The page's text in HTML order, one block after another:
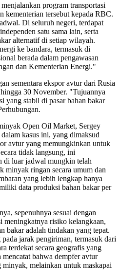
program transportasi
kementerian tersebut kepada RBC.
Di seluruh negeri, terdapat
satu sama lain, serta
alternatif di setiap wilayah.
ke bandara, termasuk di
berada dalam pengawasan
dan Kementerian Energi."
sementara ekspor avtur dari Rusia
30 November. "Tujuannya
yang stabil di pasar bahan bakar
Open Oil Market, Sergey
kasus ini, yang dimaksud
avtur yang memungkinkan untuk
tidak langsung, ini
di luar jadwal mungkin telah
minyak ringan secara umum dan
yang lebih lengkap hanya
data produksi bahan bakar per
sepenuhnya sesuai dengan
meningkatnya risiko kelangkaan,
bakar adalah tindakan yang tepat.
jarak pengiriman, termasuk dari
terdekat secara geografis yang
bahwa dempfer avtur
melainkan untuk maskapai